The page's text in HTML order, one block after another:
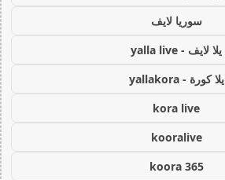
سوريا لايف
يلا لايف - yalla live
يلا كورة - yallakora
kora live
kooralive
koora 365